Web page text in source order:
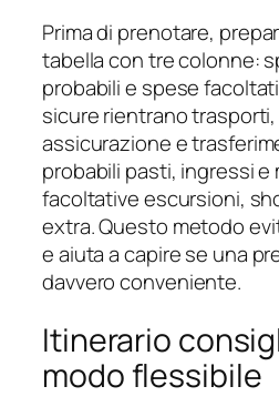
Prima di prenotare,
tabella con tre colonne:
probabili e spese
sicure rientrano
assicurazione e
probabili pasti, ingressi e
facoltative escursioni,
extra. Questo metodo
e aiuta a capire se una
davvero conveniente.
Itinerario
modo flessibile